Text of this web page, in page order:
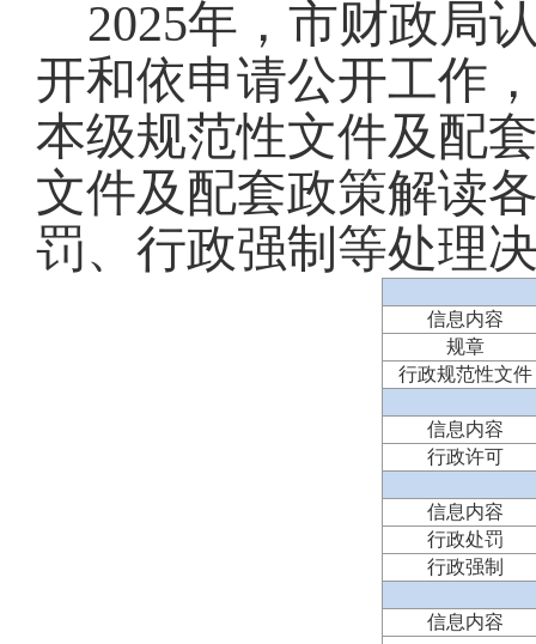
2025年，市财政局
开和依申请公开工作
本级规范性文件及配
文件及配套政策解读
罚、行政强制等处理
信息内容
规章
行政规范性文件
信息内容
行政许可
信息内容
行政处罚
行政强制
信息内容